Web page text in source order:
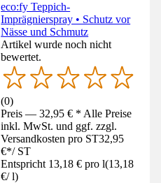
eco:fy Teppich-
Imprägnierspray • Schutz vor
Nässe und Schmutz
Artikel wurde noch nicht
bewertet.
(0)
Preis — 32,95 € * Alle Preise
inkl. MwSt. und ggf. zzgl.
Versandkosten pro ST32,95
€*/ ST
Entspricht 13,18 € pro l(13,18
€/ l)